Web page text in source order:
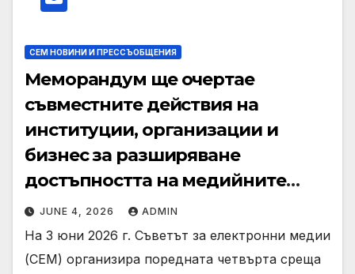
СЕМ НОВИНИ И ПРЕССЪОБЩЕНИЯ
Меморандум ще очертае
съвместните действия на
институции, организации и
бизнес за разширяване
достъпността на медийните
услуги
JUNE 4, 2026 ADMIN
На 3 юни 2026 г. Съветът за електронни медии
(СЕМ) организира поредната четвърта среща